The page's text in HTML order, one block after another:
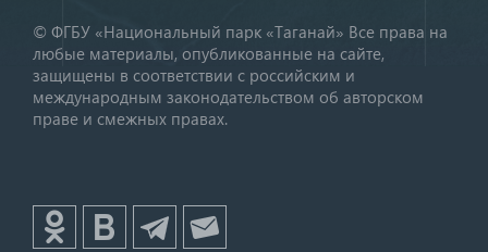
© ФГБУ «Национальный парк «Таганай» Все права на
любые материалы, опубликованные на сайте,
защищены в соответствии с российским и
международным законодательством об авторском
праве и смежных правах.